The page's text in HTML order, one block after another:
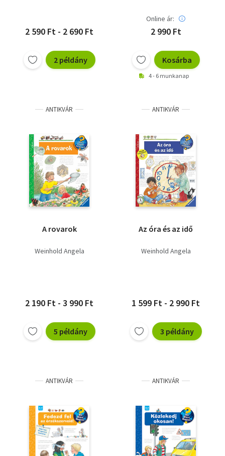
2 590 Ft - 2 690 Ft
2 példány
Online ár:
2 990 Ft
Kosárba
4 - 6 munkanap
ANTIKVÁR
A rovarok
Weinhold Angela
2 190 Ft - 3 990 Ft
5 példány
ANTIKVÁR
Az óra és az idő
Weinhold Angela
1 599 Ft - 2 990 Ft
3 példány
ANTIKVÁR ANTIKVÁR